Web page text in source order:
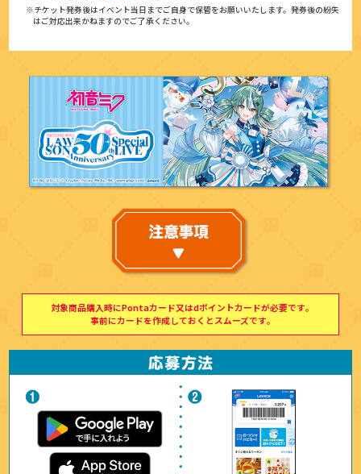
※チケット発券後はイベント当日までご自身で保管をお願いいたします。発券後の紛失
はご対応出来かねますのでご了承ください。
対象商品購入時にPontaカード又はdポイントカードが必要です｡
事前にカードを作成しておくとスムーズです｡